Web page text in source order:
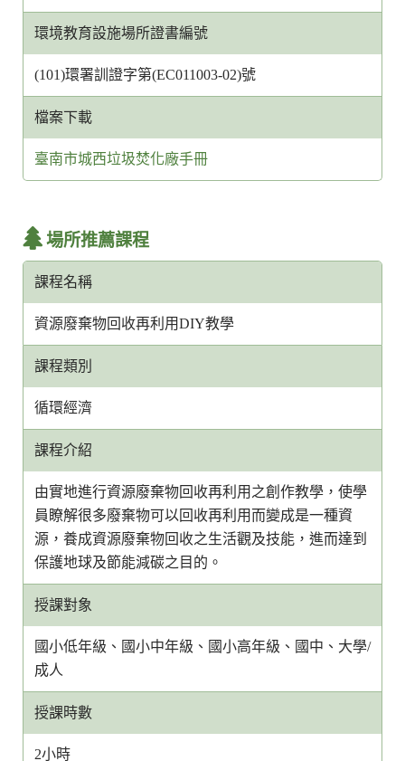
環境教育設施場所證書編號
(101)環署訓證字第(EC011003-02)號
檔案下載
臺南市城西垃圾焚化廠手冊
場所推薦課程
課程名稱
資源廢棄物回收再利用DIY教學
課程類別
循環經濟
課程介紹
由實地進行資源廢棄物回收再利用之創作教學，使學
員瞭解很多廢棄物可以回收再利用而變成是一種資
源，養成資源廢棄物回收之生活觀及技能，進而達到
保護地球及節能減碳之目的。
授課對象
國小低年級、國小中年級、國小高年級、國中、大學/
成人
授課時數
2小時